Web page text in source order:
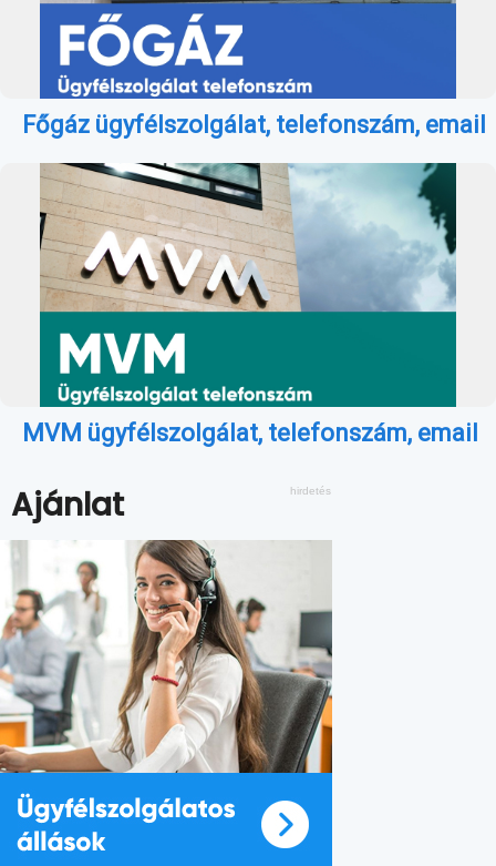
Főgáz ügyfélszolgálat, telefonszám, email
MVM ügyfélszolgálat, telefonszám, email
Ajánlat